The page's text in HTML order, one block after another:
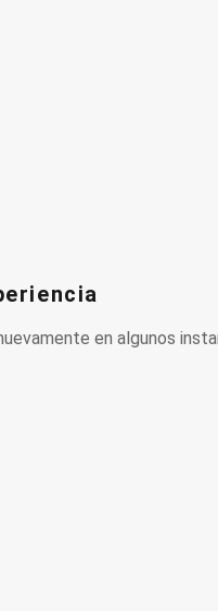
en algunos